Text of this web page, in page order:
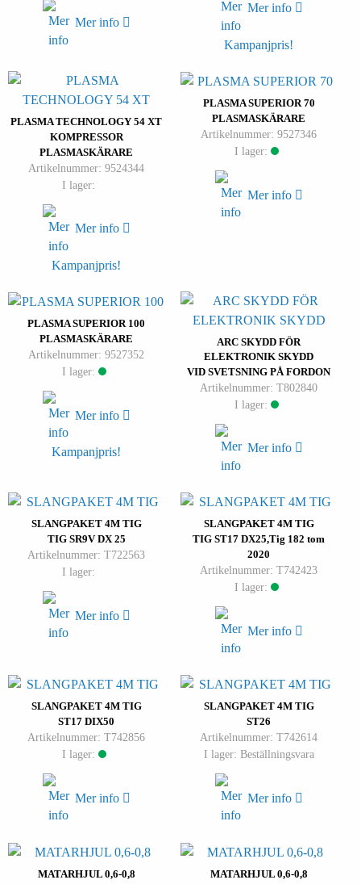
Mer info
Mer info
Kampanjpris!
PLASMA TECHNOLOGY 54 XT
KOMPRESSOR
PLASMASKÄRARE
Artikelnummer: 9524344
I lager:
Mer info
Kampanjpris!
PLASMA SUPERIOR 70
PLASMASKÄRARE
Artikelnummer: 9527346
I lager:
Mer info
PLASMA SUPERIOR 100
PLASMASKÄRARE
Artikelnummer: 9527352
I lager:
Mer info
Kampanjpris!
ARC SKYDD FÖR
ELEKTRONIK SKYDD
VID SVETSNING PÅ FORDON
Artikelnummer: T802840
I lager:
Mer info
SLANGPAKET 4M TIG
TIG SR9V DX 25
Artikelnummer: T722563
I lager:
Mer info
SLANGPAKET 4M TIG
TIG ST17 DX25,Tig 182 tom
2020
Artikelnummer: T742423
I lager:
Mer info
SLANGPAKET 4M TIG
ST17 DIX50
Artikelnummer: T742856
I lager:
Mer info
SLANGPAKET 4M TIG
ST26
Artikelnummer: T742614
I lager: Beställningsvara
Mer info
MATARHJUL 0,6-0,8 MATARHJUL 0,6-0,8